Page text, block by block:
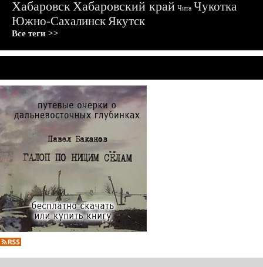
ХабаровскХабаровский край Чита Чукотка
Южно-СахалинскЯкутск
Все теги >>